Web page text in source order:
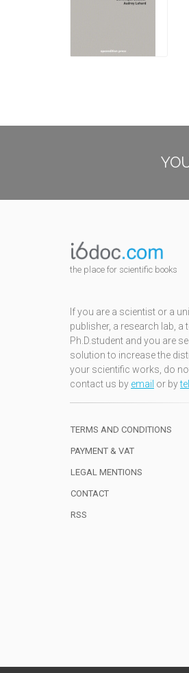
the place for scientific books
If you are a scientist or a
publisher, a research lab, a
Ph.D.student and you are
solution to increase the
your scientific works, do
contact us by email or by
TERMS AND CONDITIONS
PAYMENT & VAT
LEGAL MENTIONS
CONTACT
RSS